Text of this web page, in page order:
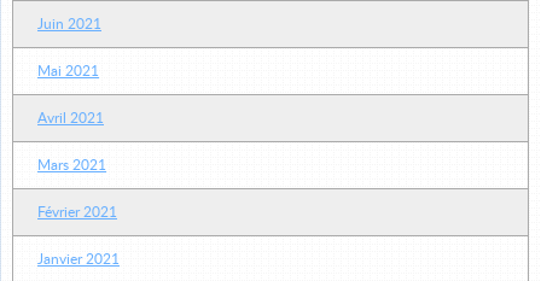
Juin 2021
Mai 2021
Avril 2021
Mars 2021
Février 2021
Janvier 2021